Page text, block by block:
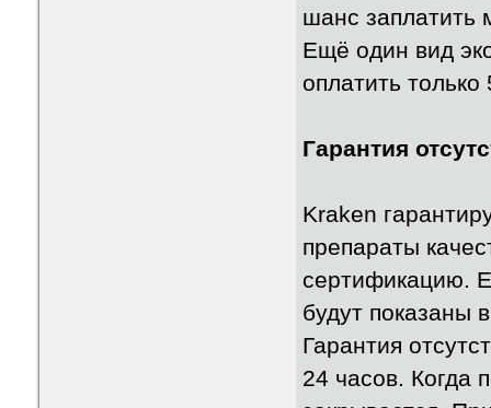
шанс заплатить
Ещё один вид
оплатить
Гарантия
Kraken
препараты
сертификацию.
будут показаны
Гарантия
24 часов. Когда